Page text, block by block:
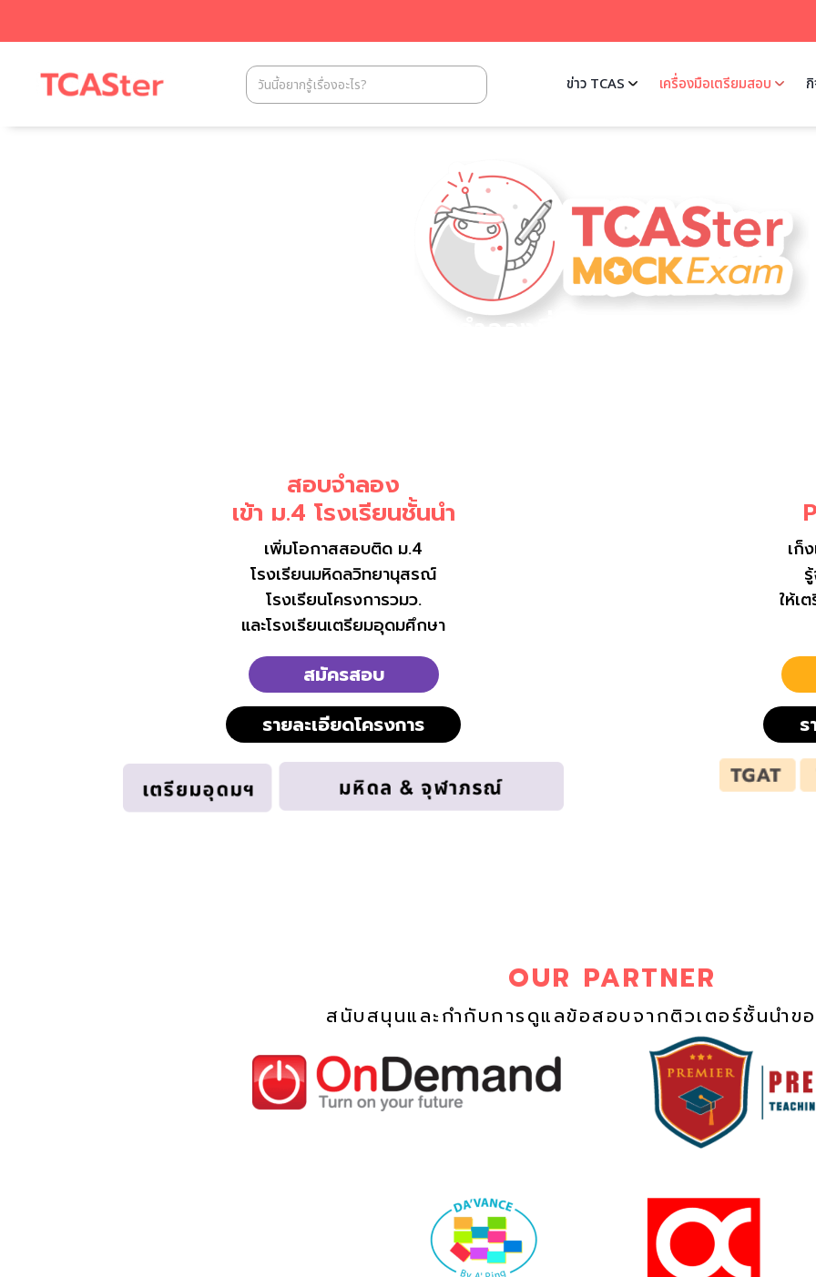
ข่าว TCAS เครื่องมือเตรียมสอบ
สนามสอบจำลองที่ครอบคลุมทุกระดับกา
สอบจำลอง
เข้า ม.4 โรงเรียนชั้นนำ
เพิ่มโอกาสสอบติด ม.4
โรงเรียนมหิดลวิทยานุสรณ์
โรงเรียนโครงการวมว.
และโรงเรียนเตรียมอุดมศึกษา
สมัครสอบ
รายละเอียดโครงการ
เก็
ให้เ
ร
OUR PARTNER
สนับสนุนและกำกับการดูแลข้อสอบจากติวเตอร์ชั้นนำข